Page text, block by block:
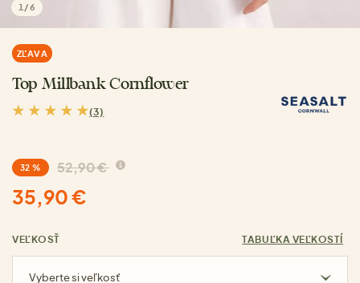
1 /6
ZĽAVA
Top Millbank Cornflower
(3)
32 % 52,90 €
35,90 €
VEĽKOSŤ TABUĽKA VEĽKOSTÍ
Vyberte si veľkosť